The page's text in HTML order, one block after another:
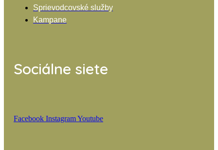
Sprievodcovské služby
Kampane
Sociálne siete
Facebook InstagramYoutube